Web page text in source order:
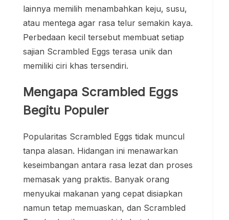
lainnya memilih menambahkan keju, susu,
atau mentega agar rasa telur semakin kaya.
Perbedaan kecil tersebut membuat setiap
sajian Scrambled Eggs terasa unik dan
memiliki ciri khas tersendiri.
Mengapa Scrambled Eggs
Begitu Populer
Popularitas Scrambled Eggs tidak muncul
tanpa alasan. Hidangan ini menawarkan
keseimbangan antara rasa lezat dan proses
memasak yang praktis. Banyak orang
menyukai makanan yang cepat disiapkan
namun tetap memuaskan, dan Scrambled